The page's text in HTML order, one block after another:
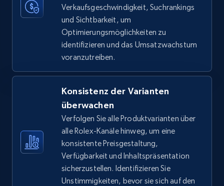
5.4K+ 667+ Jetzt anfangen
TikTok Shop - category
URL, Title, Available, Description, Currency, Initial
price, Final price, Discount percent, and more.
667+ Jetzt anfangen
TikTok Shop - Collect TikTok shop products
by keywords search
Verkaufsgeschwindigkeit, Suchrankings
und Sichtbarkeit, um
Optimierungsmöglichkeiten zu
identifizieren und das Umsatzwachstum
voranzutreiben.
Konsistenz der Varianten
überwachen
Verfolgen Sie alle Produktvarianten über
alle Rolex-Kanäle hinweg, um eine
konsistente Preisgestaltung,
Verfügbarkeit und Inhaltspräsentation
sicherzustellen. Identifizieren Sie
Unstimmigkeiten, bevor sie sich auf den